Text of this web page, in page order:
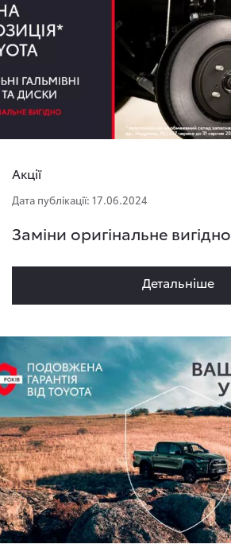
Акції
Дата публікації: 17.06.2024
Заміни оригінальне вигідно
Детальнiше